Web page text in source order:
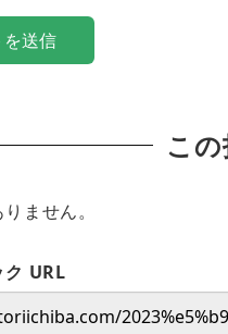
こ
ません。
ク URL